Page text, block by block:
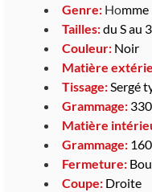
Genre: Homme
Tailles:du S au
Couleur: Noir
Matière
Tissage:Sergé
Grammage:
Matière
Grammage:
Fermeture:
Coupe: Droite